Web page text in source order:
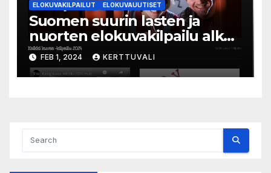
ELOKUVAKILPAILUT ELOKUVAUUTISET
Suomen suurin lasten ja
nuorten elokuvakilpailu alkaa
– suojelijana Aki Kaurismäki
FEB 1, 2024 KERTTUVALI